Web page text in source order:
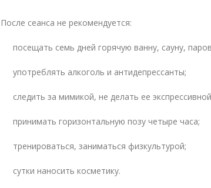
После сеанса не рекомендуется:
посещать семь дней горячую ванну, сауну,
употреблять алкоголь и антидепрессанты;
следить за мимикой, не делать ее
принимать горизонтальную позу четыре часа;
тренироваться, заниматься физкультурой;
сутки наносить косметику.